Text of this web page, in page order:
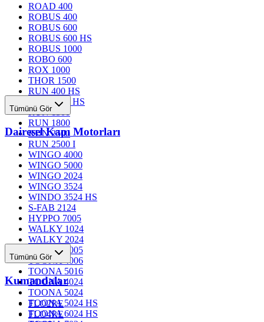
ROAD 400
ROBUS 400
ROBUS 600
ROBUS 600 HS
ROBUS 1000
ROBO 600
ROX 1000
THOR 1500
RUN 400 HS
RUN 1200 HS
RUN 1500
RUN 1800
RUN 2500
RUN 2500 I
Tümünü Gör
Dairesel Kapı Motorları
WINGO 4000
WINGO 5000
WINGO 2024
WINGO 3524
WINDO 3524 HS
S-FAB 2124
HYPPO 7005
WALKY 1024
WALKY 2024
TOONA 4005
TOONA 4006
TOONA 5016
TOONA 4024
TOONA 5024
TOONA 5024 HS
TOONA 6024 HS
Tümünü Gör
Kumandalar
FLO2RE
FLO4RE